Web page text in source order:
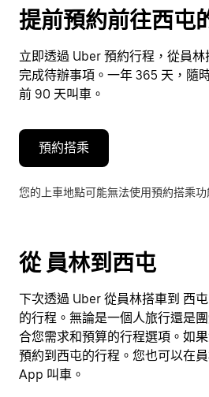
鍵
即
使
用
行
並
擇
按
離
開
按
鈕
即
可
關
提前預約前往西屯
立即透過 Uber 預約行程，從員
完成待辦事項。一年 365 天，隨
前 90 天叫車。
預約搭乘
您的上車地點可能無法使用預約搭乘功
從 員林到西屯
下次透過 Uber 從員林搭車到 西
的行程。無論是一個人旅行還是
合您需求和預算的行程選項。如
預約到西屯的行程。您也可以在
App 叫車。